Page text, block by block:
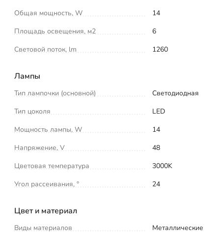
Общая мощность, W
14
Площадь освещения, м2
6
Световой поток, lm
1260
Лампы
Тип лампочки (основной)
Светодиодная
Тип цоколя
LED
Мощность лампы, W
14
Напряжение, V
48
Цветовая температура
3000K
Угол рассеивания, °
24
Цвет и материал
Виды материалов
Металлические